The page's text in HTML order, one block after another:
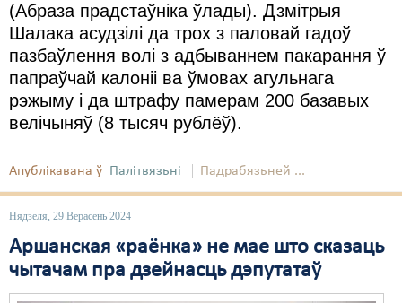
(Абраза прадстаўніка ўлады). Дзмітрыя
Шалака асудзілі да трох з паловай гадоў
пазбаўлення волі з адбываннем пакарання ў
папраўчай калоніі ва ўмовах агульнага
рэжыму і да штрафу памерам 200 базавых
велічыняў (8 тысяч рублёў).
Апублікавана ў Палітвязьні Падрабязьней ...
Нядзеля, 29 Верасень 2024
Аршанская «раёнка» не мае што сказаць
чытачам пра дзейнасць дэпутатаў